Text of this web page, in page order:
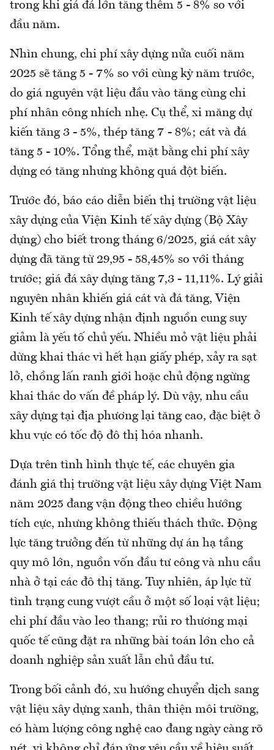
trong khi giá đá lớn tăng thêm 5 - 8% so với
đầu năm.
Nhìn chung, chi phí xây dựng nửa cuối năm
2025 sẽ tăng 5 - 7% so với cùng kỳ năm trước,
do giá nguyên vật liệu đầu vào tăng cùng chi
phí nhân công nhích nhẹ. Cụ thể, xi măng dự
kiến tăng 3 - 5%, thép tăng 7 - 8%; cát và đá
tăng 5 - 10%. Tổng thể, mặt bằng chi phí xây
dựng có tăng nhưng không quá đột biến.
Trước đó, báo cáo diễn biến thị trường vật liệu
xây dựng của Viện Kinh tế xây dựng (Bộ Xây
dựng) cho biết trong tháng 6/2025, giá cát xây
dựng đã tăng từ 29,95 - 58,45% so với tháng
trước; giá đá xây dựng tăng 7,3 - 11,11%. Lý giải
nguyên nhân khiến giá cát và đá tăng, Viện
Kinh tế xây dựng nhận định nguồn cung suy
giảm là yếu tố chủ yếu. Nhiều mỏ vật liệu phải
dừng khai thác vì hết hạn giấy phép, xảy ra sạt
lở, chồng lấn ranh giới hoặc chủ động ngừng
khai thác do vấn đề pháp lý. Dù vậy, nhu cầu
xây dựng tại địa phương lại tăng cao, đặc biệt ở
khu vực có tốc độ đô thị hóa nhanh.
Dựa trên tình hình thực tế, các chuyên gia
đánh giá thị trường vật liệu xây dựng Việt Nam
năm 2025 đang vận động theo chiều hướng
tích cực, nhưng không thiếu thách thức. Động
lực tăng trưởng đến từ những dự án hạ tầng
quy mô lớn, nguồn vốn đầu tư công và nhu cầu
nhà ở tại các đô thị tăng. Tuy nhiên, áp lực từ
tình trạng cung vượt cầu ở một số loại vật liệu;
chi phí đầu vào leo thang; rủi ro thương mại
quốc tế cũng đặt ra những bài toán lớn cho cả
doanh nghiệp sản xuất lẫn chủ đầu tư.
Trong bối cảnh đó, xu hướng chuyển dịch sang
vật liệu xây dựng xanh, thân thiện môi trường,
có hàm lượng công nghệ cao đang ngày càng rõ